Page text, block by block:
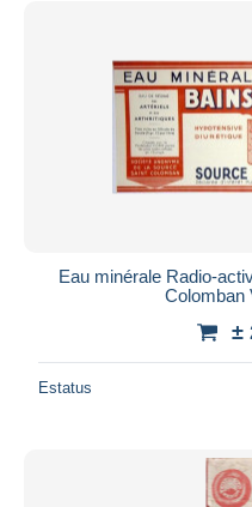
Eau minérale Radio-
Colomban
±
Estatus